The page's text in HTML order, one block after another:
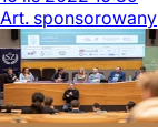
Art. sponsorowany